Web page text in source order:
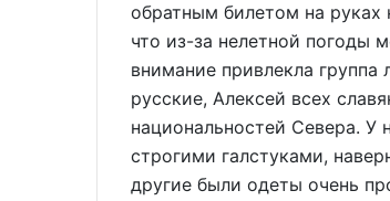
обратным билетом на руках
что из-за нелетной погоды
внимание привлекла
русские, Алексей всех
национальностей Севера. У
строгими галстуками,
другие были одеты очень